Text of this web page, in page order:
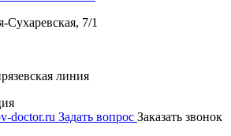
Сухаревская, 7/1
линия
doctor.ru Задать вопрос Заказать звонок